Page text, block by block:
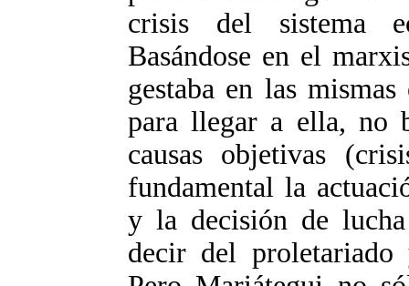
crisis del sistema
Basándose en el
gestaba en las
para llegar a ella, no
causas objetivas
fundamental la
y la decisión de
decir del